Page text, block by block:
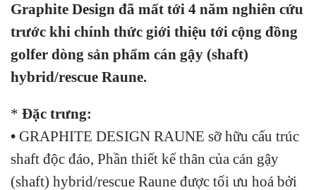
Graphite Design đã mất tới 4 năm nghiên cứu
trước khi chính thức giới thiệu tới cộng đồng
golfer dòng sản phẩm cán gậy (shaft)
hybrid/rescue Raune.
* Đặc trưng:
• GRAPHITE DESIGN RAUNE sỡ hữu cấu trúc
shaft độc đáo, Phần thiết kế thân của cán gậy
(shaft) hybrid/rescue Raune được tối ưu hoá bởi